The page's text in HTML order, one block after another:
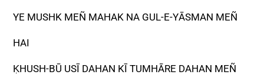
YE MUSHK MEÑ MAHAK NA GUL-E-YĀSMAN MEÑ
HAI
ḲHUSH-BŪ USĪ DAHAN KĪ TUMHĀRE DAHAN MEÑ